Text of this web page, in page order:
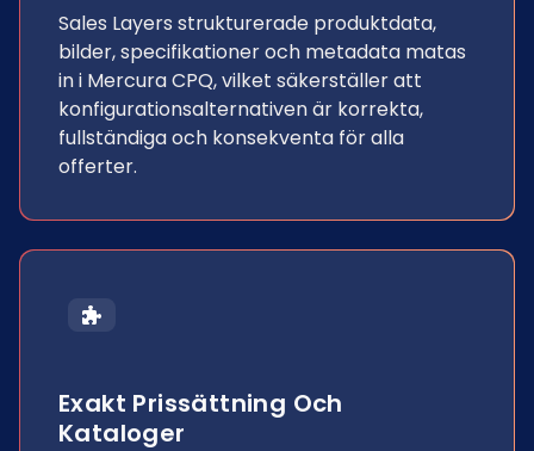
Sales Layers strukturerade produktdata,
bilder, specifikationer och metadata matas
in i Mercura CPQ, vilket säkerställer att
konfigurationsalternativen är korrekta,
fullständiga och konsekventa för alla
offerter.
Exakt Prissättning Och
Kataloger